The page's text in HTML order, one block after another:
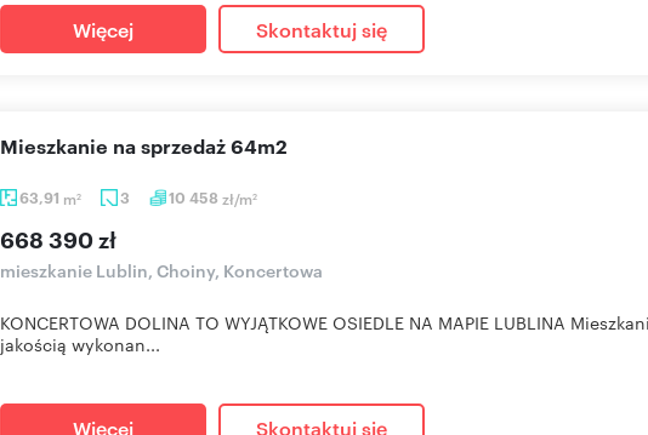
Więcej Skontaktuj się
63,91 m2 3 10 458 zł/m2
mieszkanie na sprzedaż 64m2
668 390 zł
mieszkanie Lublin, Choiny, Koncertowa
KONCERTOWA DOLINA TO WYJĄTKOWE OSIEDLE NA MAPIE LUBLINA
jakością wykonan...
Więcej Skontaktuj się